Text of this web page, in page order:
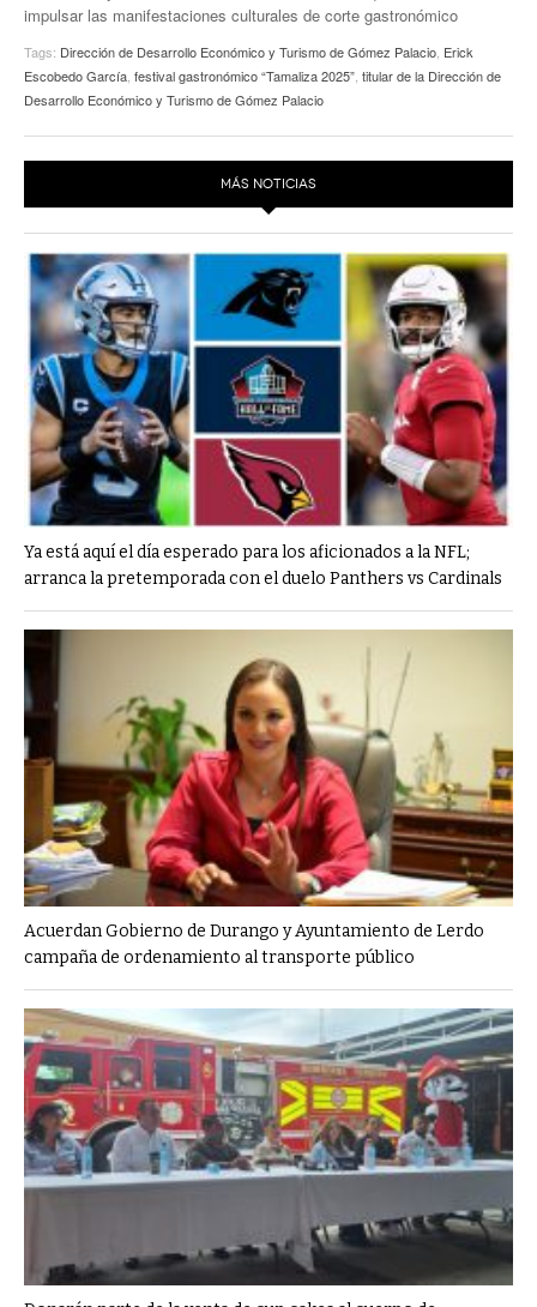
impulsar las manifestaciones culturales de corte gastronómico
Tags: Dirección de Desarrollo Económico y Turismo de Gómez Palacio Erick
Escobedo García festival gastronómico “Tamaliza 2025” titular de la Dirección de
Desarrollo Económico y Turismo de Gómez Palacio
MÁS NOTICIAS
Ya está aquí el día esperado para los aficionados a la NFL;
arranca la pretemporada con el duelo Panthers vs Cardinals
Acuerdan Gobierno de Durango y Ayuntamiento de Lerdo
campaña de ordenamiento al transporte público